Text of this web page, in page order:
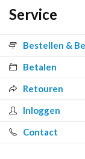
Service
Bestellen &
Betalen
Retouren
Inloggen
Contact